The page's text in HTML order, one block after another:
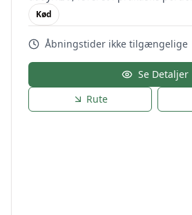
Kød
Åbningstider ikke tilgængelige
Se Detaljer
Rute